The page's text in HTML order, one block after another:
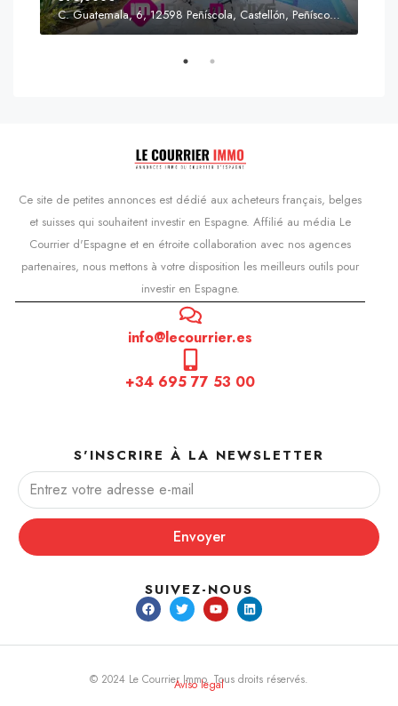
C. Guatemala, 6, 12598 Peñíscola, Castellón, Peñíscola, Communauté valencienne
Ce site de petites annonces est dédié aux acheteurs français, belges
et suisses qui souhaitent investir en Espagne. Affilié au média Le
Courrier d'Espagne et en étroite collaboration avec nos agences
partenaires, nous mettons à votre disposition les meilleurs outils pour
investir en Espagne.
info@lecourrier.es
+34 695 77 53 00
S'INSCRIRE À LA NEWSLETTER
Envoyer
SUIVEZ-NOUS
© 2024 Le Courrier Immo. Tous droits réservés.
Aviso legal